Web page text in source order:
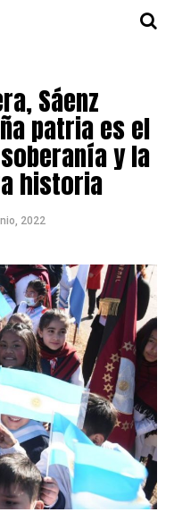
Sáenz
patria es el
y la
historia
2022